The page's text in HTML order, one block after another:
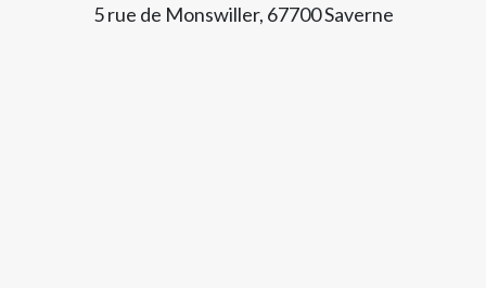
5 rue de Monswiller, 67700 Saverne